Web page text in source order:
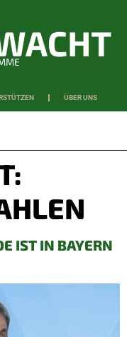
ÜBER UNS
IST IN BAYERN